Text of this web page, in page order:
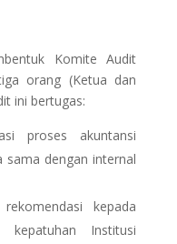
Komite Audit
orang (Ketua dan
ini bertugas:
proses akuntansi
sama dengan internal
kepada
kepatuhan Institusi